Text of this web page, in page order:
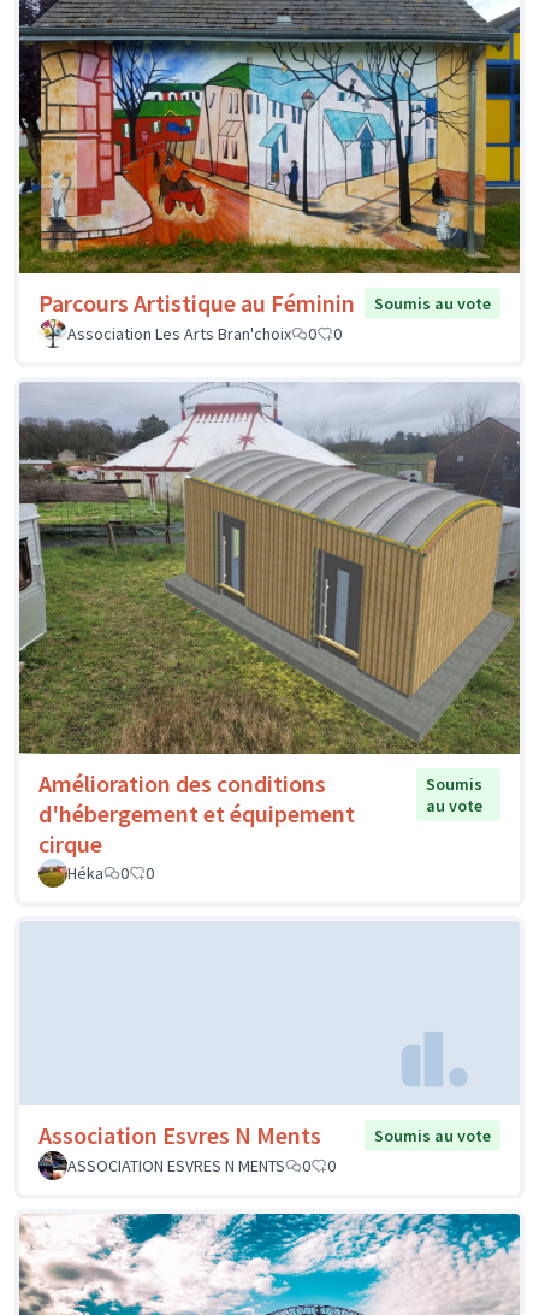
Parcours Artistique au Féminin
Soumis au vote
Association Les Arts Bran'choix
0 0
Amélioration des conditions
d'hébergement et équipement
cirque
Soumis
au vote
Héka 0 0
Association Esvres N Ments
Soumis au vote
ASSOCIATION ESVRES N MENTS
0 0